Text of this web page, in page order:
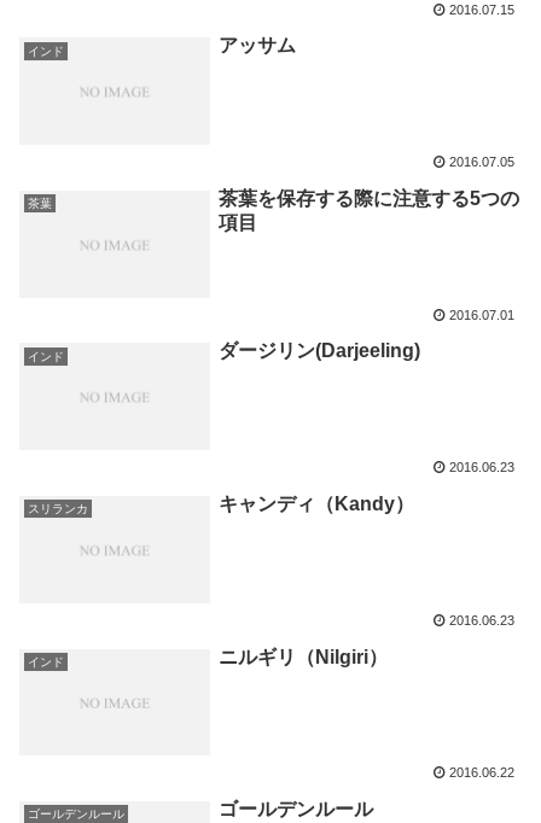
2016.07.15
インド アッサム
2016.07.05
茶葉
茶葉を保存する際に注意する5つの
項目
2016.07.01
インド ダージリン(Darjeeling)
2016.06.23
スリランカ キャンディ（Kandy）
2016.06.23
インド ニルギリ（Nilgiri）
2016.06.22
ゴールデンルール ゴールデンルール